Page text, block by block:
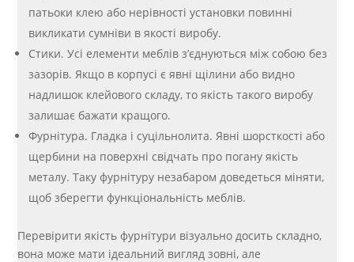
патьоки клею або нерівності установки повинні
викликати сумніви в якості виробу.
Стики. Усі елементи меблів з’єднуються між собою без
зазорів. Якщо в корпусі є явні щілини або видно
надлишок клейового складу, то якість такого виробу
залишає бажати кращого.
Фурнітура. Гладка і суцільнолита. Явні шорсткості або
щербини на поверхні свідчать про погану якість
металу. Таку фурнітуру незабаром доведеться міняти,
щоб зберегти функціональність меблів.
Перевірити якість фурнітури візуально досить складно,
вона може мати ідеальний вигляд зовні, але